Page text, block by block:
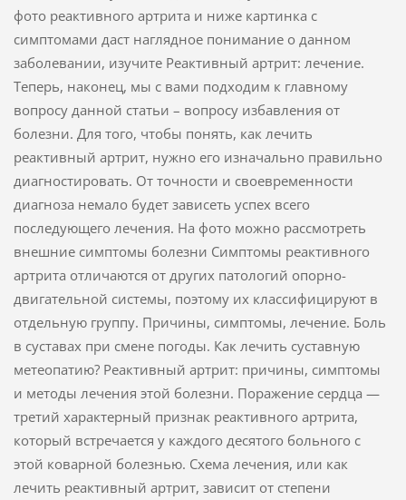
фото реактивного артрита и ниже картинка с
симптомами даст наглядное понимание о данном
заболевании, изучите Реактивный артрит: лечение.
Теперь, наконец, мы с вами подходим к главному
вопросу данной статьи – вопросу избавления от
болезни. Для того, чтобы понять, как лечить
реактивный артрит, нужно его изначально правильно
диагностировать. От точности и своевременности
диагноза немало будет зависеть успех всего
последующего лечения. На фото можно рассмотреть
внешние симптомы болезни Симптомы реактивного
артрита отличаются от других патологий опорно-
двигательной системы, поэтому их классифицируют в
отдельную группу. Причины, симптомы, лечение. Боль
в суставах при смене погоды. Как лечить суставную
метеопатию? Реактивный артрит: причины, симптомы
и методы лечения этой болезни. Поражение сердца —
третий характерный признак реактивного артрита,
который встречается у каждого десятого больного с
этой коварной болезнью. Схема лечения, или как
лечить реактивный артрит, зависит от степени